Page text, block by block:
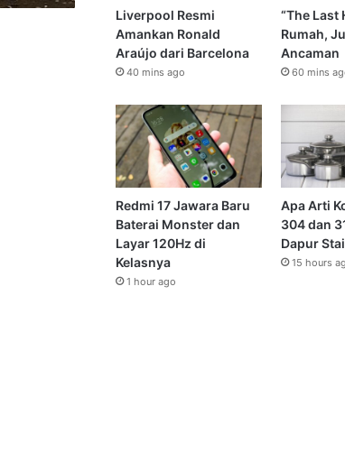
Liverpool Resmi
Amankan Ronald
Araújo dari Barcelona
40 mins ago
“The Last
Rumah,
Ancaman
60 mins
Redmi 17 Jawara Baru
Baterai Monster dan
Layar 120Hz di
Kelasnya
1 hour ago
Apa Arti
304 dan
Dapur
15 hours